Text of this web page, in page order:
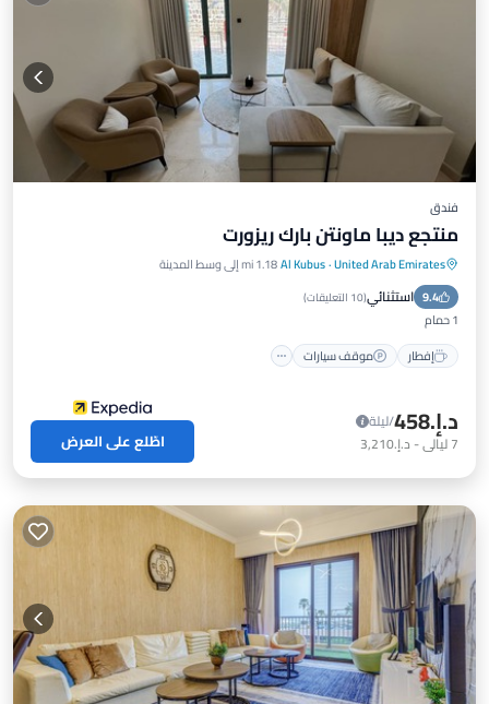
فندق
منتجع ديبا ماونتن بارك ريزورت
United Arab Emirates
·
Al Kubus1.18 mi إلى وسط المدينة
9.4 استثنائي(10 التعليقات )
1 حمام
إفطار
موقف سيارات
إفطار موقف سيارات
مسبح
إطلالة على المحيط
د.إ.‏458
/ليلة
7ليالي- د.إ.‏3,210 اطّلع على العرض